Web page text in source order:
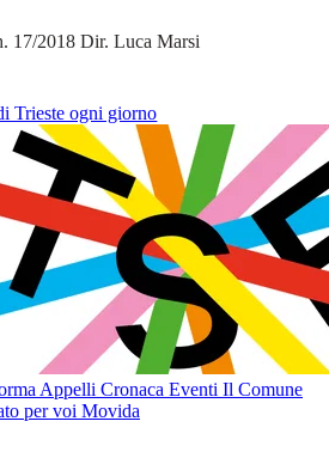
17/2018 Dir. Luca Marsi
Trieste ogni giorno
Appelli Cronaca Eventi Il Comune
per voi Movida